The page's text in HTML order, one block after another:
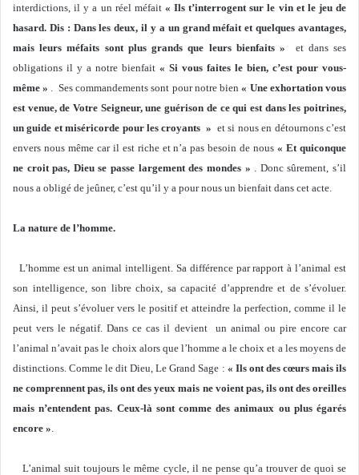
interdictions, il y a un réel méfait « Ils t’interrogent sur le vin et le jeu de
hasard. Dis : Dans les deux, il y a un grand méfait et quelques avantages,
mais leurs méfaits sont plus grands que leurs bienfaits » et dans ses
obligations il y a notre bienfait « Si vous faites le bien, c’est pour vous-
même » . Ses commandements sont pour notre bien« Une exhortation vous
est venue, de Votre Seigneur, une guérison de ce qui est dans les poitrines,
un guide et miséricorde pour les croyants » et si nous en détournons c’est
envers nous même car il est riche et n’a pas besoin de nous« Et quiconque
ne croit pas, Dieu se passe largement des mondes » . Donc sûrement, s’il
nous a obligé de jeûner, c’est qu’il y a pour nous un bienfait dans cet acte.
La nature de l’homme.
L’homme est un animal intelligent. Sa différence par rapport à l’animal est
son intelligence, son libre choix, sa capacité d’apprendre et de s’évoluer.
Ainsi, il peut s’évoluer vers le positif et atteindre la perfection, comme il le
peut vers le négatif. Dans ce cas il devient un animal ou pire encore car
l’animal n’avait pas le choix alors que l’homme a le choix et a les moyens de
distinctions. Comme le dit Dieu, Le Grand Sage : « Ils ont des cœurs mais ils
ne comprennent pas, ils ont des yeux mais ne voient pas, ils ont des oreilles
mais n’entendent pas. Ceux-là sont comme des animaux ou plus égarés
encore »
L’animal suit toujours le même cycle, il ne pense qu’a trouver de quoi se